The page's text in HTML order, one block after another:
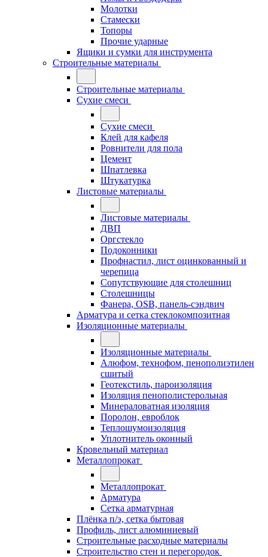
Молотки
Стамески
Топоры
Прочие ударные
Ящики и сумки для инструмента
Строительные материалы
Строительные материалы
Сухие смеси
Сухие смеси
Клей для кафеля
Ровнители для пола
Цемент
Шпатлевка
Штукатурка
Листовые материалы
Листовые материалы
ДВП
Оргстекло
Подоконники
Профнастил, лист оцинкованный и
черепица
Сопутствующие для столешниц
Столешницы
Фанера, OSB, панель-сэндвич
Арматура и сетка стеклокомпозитная
Изоляционные материалы
Изоляционные материалы
Алюфом, технофом, пенополиэтилен
сшитый
Геотекстиль, пароизоляция
Изоляция пенополистерольная
Минераловатная изоляция
Поролон, евроблок
Теплошумоизоляция
Уплотнитель оконный
Кровельный материал
Металлопрокат
Металлопрокат
Арматура
Сетка арматурная
Плёнка п/э, сетка бытовая
Профиль, лист алюминиевый
Строительные расходные материалы
Строительство стен и перегородок